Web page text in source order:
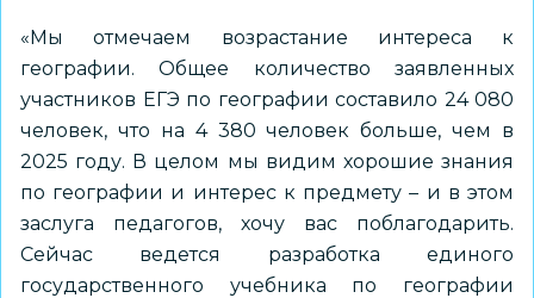
«Мы отмечаем возрастание интереса к
географии. Общее количество заявленных
участников ЕГЭ по географии составило 24 080
человек, что на 4 380 человек больше, чем в
2025 году. В целом мы видим хорошие знания
по географии и интерес к предмету – и в этом
заслуга педагогов, хочу вас поблагодарить.
Сейчас ведется разработка единого
государственного учебника по географии